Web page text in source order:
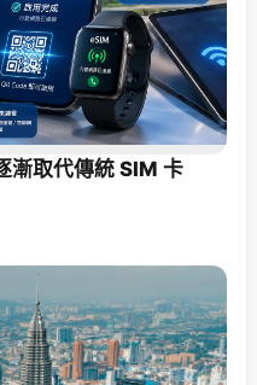
漸取代傳統 SIM 卡